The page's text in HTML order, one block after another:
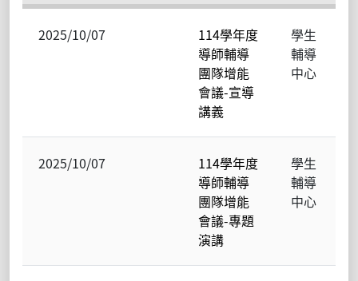
2025/10/07
114學年度
導師輔導
團隊增能
會議-宣導
講義
學生
輔導
中心
2025/10/07
114學年度
導師輔導
團隊增能
會議-專題
演講
學生
輔導
中心